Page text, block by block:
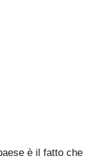
è il fatto che